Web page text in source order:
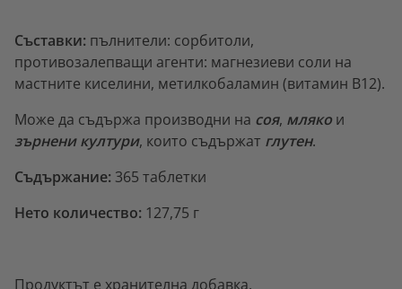
Съставки: пълнители: сорбитоли,
противозалепващи агенти: магнезиеви соли на
мастните киселини, метилкобаламин (витамин В12).
Може да съдържа производни на соя, мляко и
зърнени култури, които съдържат глутен.
Съдържание: 365 таблетки
Нето количество: 127,75 г
Продуктът е хранителна добавка.